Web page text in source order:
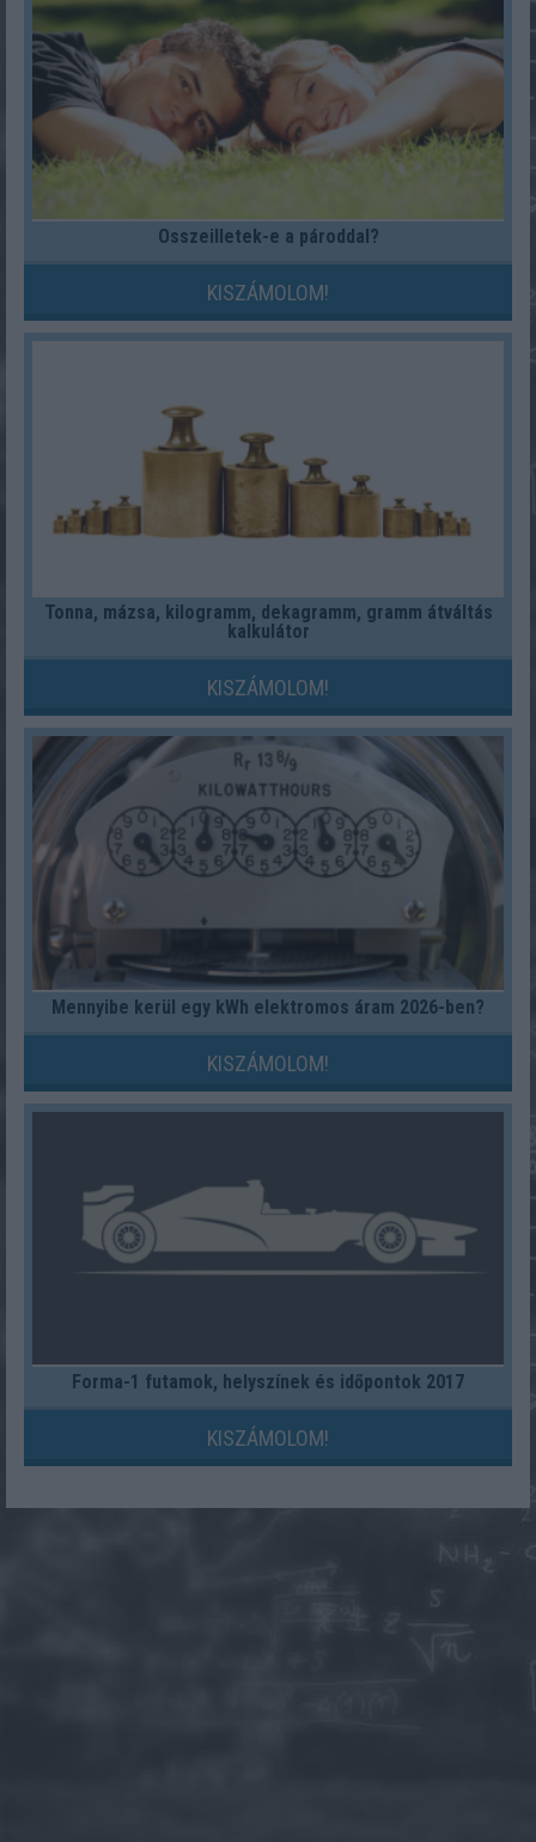
Összeilletek-e a pároddal?
KISZÁMOLOM!
Tonna, mázsa, kilogramm, dekagramm, gramm átváltás
kalkulátor
KISZÁMOLOM!
Mennyibe kerül egy kWh elektromos áram 2026-ben?
KISZÁMOLOM!
Forma-1 futamok, helyszínek és időpontok 2017
KISZÁMOLOM!